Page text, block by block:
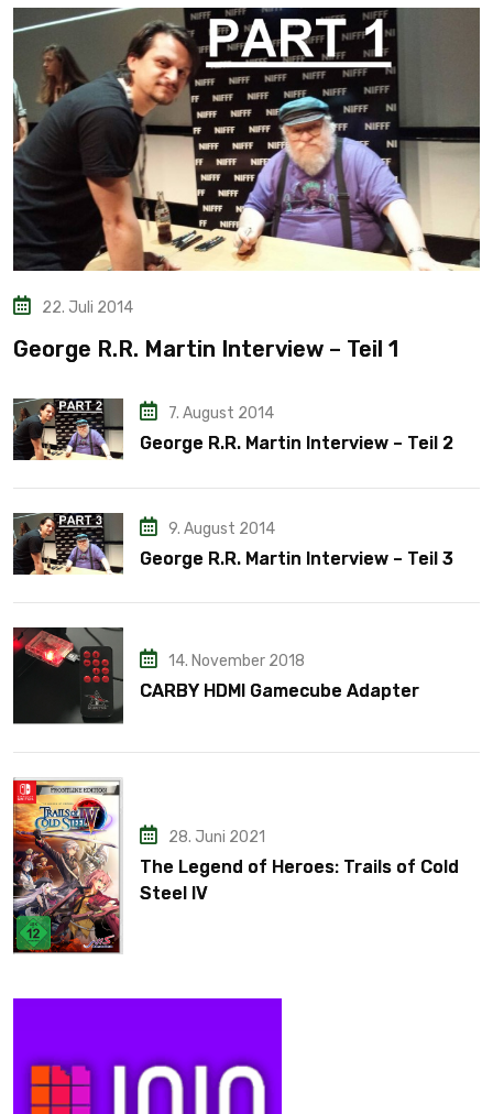
22. Juli 2014
George R.R. Martin Interview – Teil 1
7. August 2014
George R.R. Martin Interview – Teil 2
9. August 2014
George R.R. Martin Interview – Teil 3
14. November 2018
CARBY HDMI Gamecube Adapter
28. Juni 2021
The Legend of Heroes: Trails of Cold
Steel IV